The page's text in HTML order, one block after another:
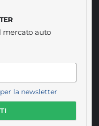
mercato auto
la newsletter